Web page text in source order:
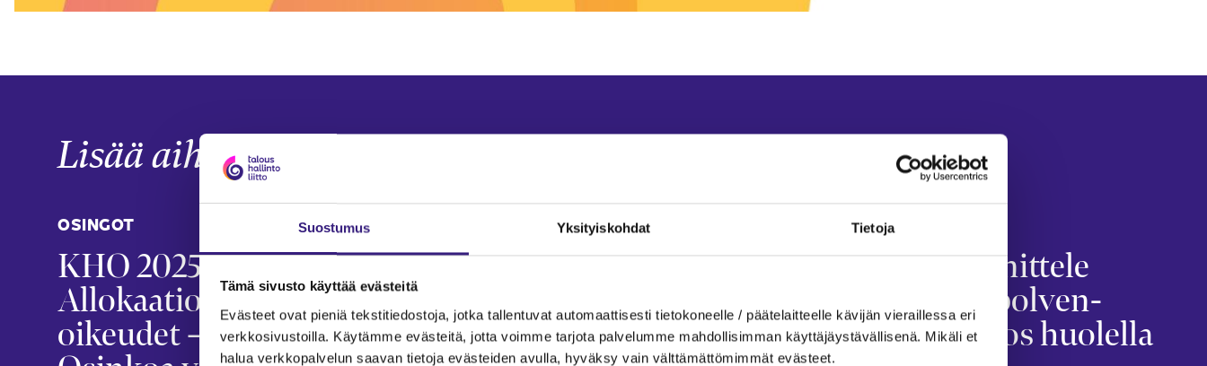
Suostumus Yksityiskohdat Tietoja
Tämä sivusto käyttää evästeitä
Evästeet ovat pieniä tekstitiedostoja, jotka tallentuvat automaattisesti tietokoneelle / päätelaitteelle kävijän vieraillessa eri
verkkosivustoilla. Käytämme evästeitä, jotta voimme tarjota palvelumme mahdollisimman käyttäjäystävällisenä. Mikäli et
halua verkkopalvelun saavan tietoja evästeiden avulla, hyväksy vain välttämättömimmät evästeet.
Lisää aiheesta
OSINGOT
KHO 2025:48:
Allokaatio-
oikeudet –
KANSAINVÄLINEN KAUPPA
Ulkomaisten
osinkojen verotus
suomalaisissa
OSINGOT
Mitä tarkoitetaan
osingolla in
natura, ja mitä
Suunnittele
sukupolven­
vaihdos huolella